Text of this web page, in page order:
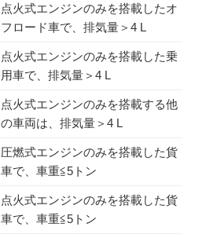
点火式エンジンのみを搭載したオ
フロード車で、排気量＞4 L
点火式エンジンのみを搭載した乗
用車で、排気量＞4 L
点火式エンジンのみを搭載する他
の車両は、排気量＞4 L
圧燃式エンジンのみを搭載した貨
車で、車重≦5トン
点火式エンジンのみを搭載した貨
車で、車重≦5トン